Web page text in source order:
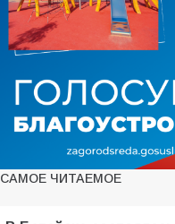
САМОЕ ЧИТАЕМОЕ